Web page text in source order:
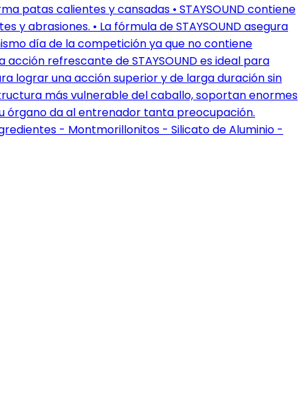
patas calientes y cansadas • STAYSOUND contiene
abrasiones. • La fórmula de STAYSOUND asegura
día de la competición ya que no contiene
acción refrescante de STAYSOUND es ideal para
lograr una acción superior y de larga duración sin
más vulnerable del caballo, soportan enormes
órgano da al entrenador tanta preocupación.
- Montmorillonitos - Silicato de Aluminio -